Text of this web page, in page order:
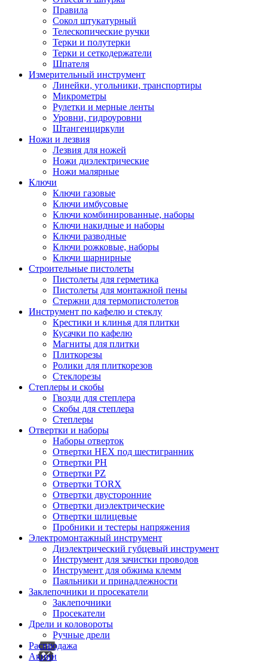
Правила
Сокол штукатурный
Телескопические ручки
Терки и полутерки
Терки и сеткодержатели
Шпателя
Измерительный инструмент
Линейки, угольники, транспортиры
Микрометры
Рулетки и мерные ленты
Уровни, гидроуровни
Штангенциркули
Ножи и лезвия
Лезвия для ножей
Ножи диэлектрические
Ножи малярные
Ключи
Ключи газовые
Ключи имбусовые
Ключи комбинированные, наборы
Ключи накидные и наборы
Ключи разводные
Ключи рожковые, наборы
Ключи шарнирные
Строительные пистолеты
Пистолеты для герметика
Пистолеты для монтажной пены
Стержни для термопистолетов
Инструмент по кафелю и стеклу
Крестики и клинья для плитки
Кусачки по кафелю
Магниты для плитки
Плиткорезы
Ролики для плиткорезов
Стеклорезы
Степлеры и скобы
Гвозди для степлера
Скобы для степлера
Степлеры
Отвертки и наборы
Наборы отверток
Отвертки HEX под шестигранник
Отвертки PH
Отвертки PZ
Отвертки TORX
Отвертки двусторонние
Отвертки диэлектрические
Отвертки шлицевые
Пробники и тестеры напряжения
Электромонтажный инструмент
Диэлектрический губцевый инструмент
Инструмент для зачистки проводов
Инструмент для обжима клемм
Паяльники и принадлежности
Заклепочники и просекатели
Заклепочники
Просекатели
Дрели и коловороты
Ручные дрели
Распродажа
Акции